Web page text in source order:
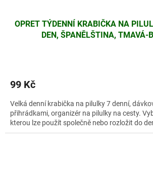
OPRET TÝDENNÍ KRABIČKA NA
DEN, ŠPANĚLŠTINA, TMAVÁ-
99 Kč
Velká denní krabička na pilulky 7 denní,
přihrádkami, organizér na pilulky na cesty.
kterou lze použít společně nebo rozložit do